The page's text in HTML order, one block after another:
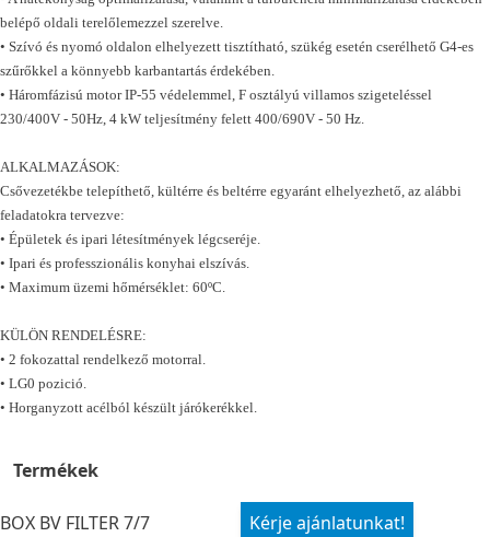
belépő oldali terelőlemezzel szerelve.
• Szívó és nyomó oldalon elhelyezett tisztítható, szükég esetén cserélhető G4-es
szűrőkkel a könnyebb karbantartás érdekében.
• Háromfázisú motor IP-55 védelemmel, F osztályú villamos szigeteléssel
230/400V - 50Hz, 4 kW teljesítmény felett 400/690V - 50 Hz.
ALKALMAZÁSOK:
Csővezetékbe telepíthető, kültérre és beltérre egyaránt elhelyezhető, az alábbi
feladatokra tervezve:
• Épületek és ipari létesítmények légcseréje.
• Ipari és professzionális konyhai elszívás.
• Maximum üzemi hőmérséklet: 60ºC.
KÜLÖN RENDELÉSRE:
• 2 fokozattal rendelkező motorral.
• LG0 pozició.
• Horganyzott acélból készült járókerékkel.
Termékek
BOX BV FILTER 7/7
Kérje ajánlatunkat!